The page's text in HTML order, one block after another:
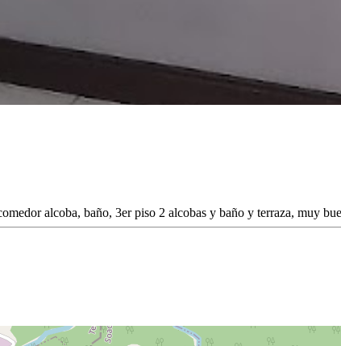
alcoba, baño, 3er piso 2 alcobas y baño y terraza, muy